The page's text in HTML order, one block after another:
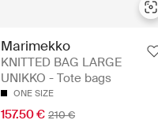
Marimekko
KNITTED BAG LARGE
UNIKKO - Tote bags
ONE SIZE
157.50 € 210 €